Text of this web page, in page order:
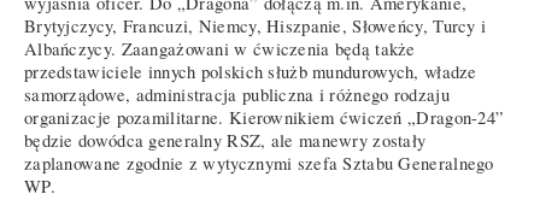
Brytyjczycy, Francuzi, Niemcy, Hiszpanie, Słoweńcy, Turcy i
Albańczycy. Zaangażowani w ćwiczenia będą także
przedstawiciele innych polskich służb mundurowych, władze
samorządowe, administracja publiczna i różnego rodzaju
organizacje pozamilitarne. Kierownikiem ćwiczeń „Dragon-24”
będzie dowódca generalny RSZ, ale manewry zostały
zaplanowane zgodnie z wytycznymi szefa Sztabu Generalnego
WP.